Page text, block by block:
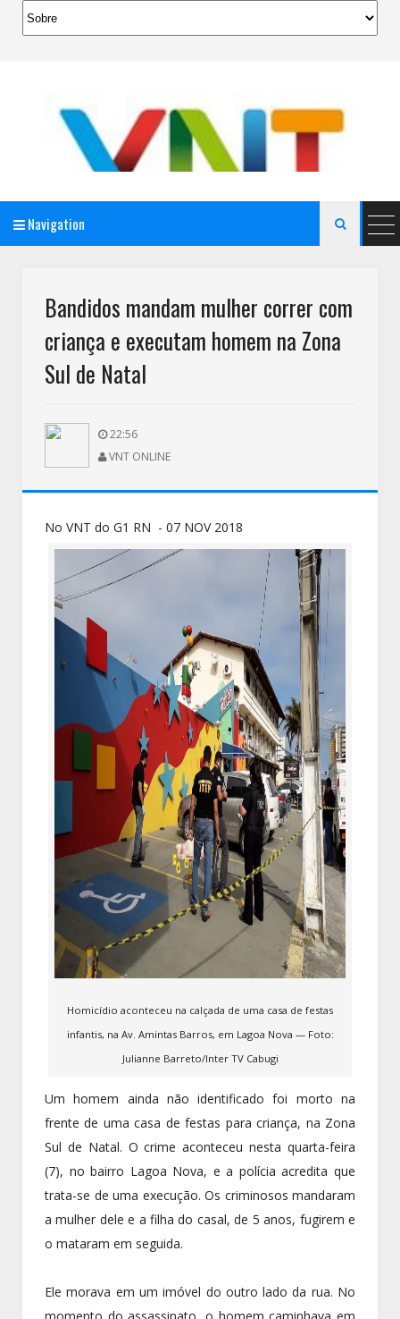
Navigation 
Bandidos mandam mulher correr com
criança e executam homem na Zona
Sul de Natal
22:56
VNT ONLINE
No VNT do G1 RN - 07 NOV 2018
Homicídio aconteceu na calçada de uma casa de festas
infantis, na Av. Amintas Barros, em Lagoa Nova — Foto:
Julianne Barreto/Inter TV Cabugi
Um homem ainda não identificado foi morto na
frente de uma casa de festas para criança, na Zona
Sul de Natal. O crime aconteceu nesta quarta-feira
(7), no bairro Lagoa Nova, e a polícia acredita que
trata-se de uma execução. Os criminosos mandaram
a mulher dele e a filha do casal, de 5 anos, fugirem e
o mataram em seguida.
Ele morava em um imóvel do outro lado da rua. No